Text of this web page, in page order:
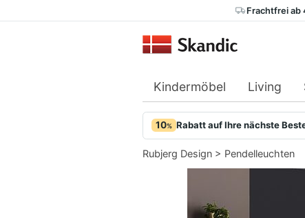
Frachtfrei ab
Kindermöbel Living
10% Rabatt auf Ihre nächste
Rubjerg Design > Pendelleuchten